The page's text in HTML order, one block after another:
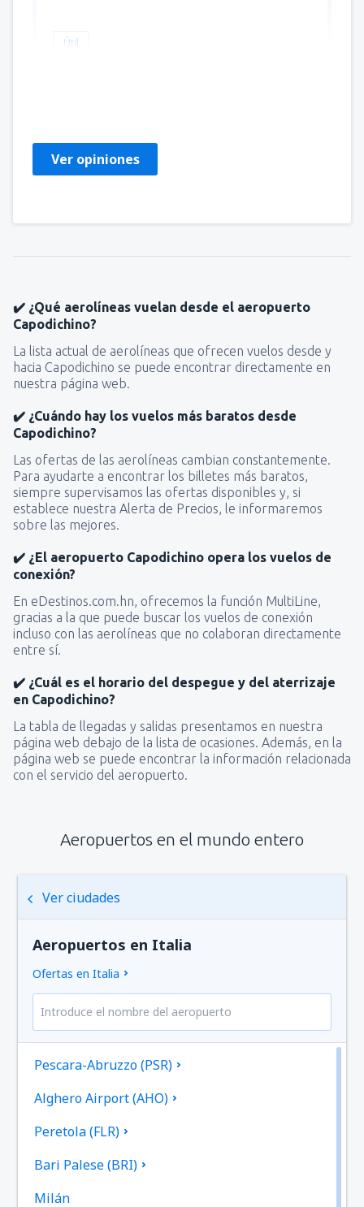
Útil
Ver opiniones
✔️ ¿Qué aerolíneas vuelan desde el aeropuerto
Capodichino?
La lista actual de aerolíneas que ofrecen vuelos desde y
hacia Capodichino se puede encontrar directamente en
nuestra página web.
✔️ ¿Cuándo hay los vuelos más baratos desde
Capodichino?
Las ofertas de las aerolíneas cambian constantemente.
Para ayudarte a encontrar los billetes más baratos,
siempre supervisamos las ofertas disponibles y, si
establece nuestra Alerta de Precios, le informaremos
sobre las mejores.
✔️ ¿El aeropuerto Capodichino opera los vuelos de
conexión?
En eDestinos.com.hn, ofrecemos la función MultiLine,
gracias a la que puede buscar los vuelos de conexión
incluso con las aerolíneas que no colaboran directamente
entre sí.
✔️ ¿Cuál es el horario del despegue y del aterrizaje
en Capodichino?
La tabla de llegadas y salidas presentamos en nuestra
página web debajo de la lista de ocasiones. Además, en la
página web se puede encontrar la información relacionada
con el servicio del aeropuerto.
Aeropuertos en el mundo entero
Ver ciudades
Aeropuertos en Italia
Ofertas en Italia
Pescara-Abruzzo (PSR)
Alghero Airport (AHO)
Peretola (FLR)
Bari Palese (BRI)
Milán